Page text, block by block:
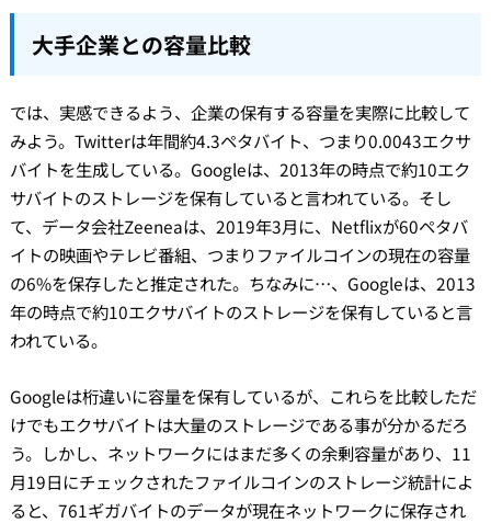
大手企業との容量比較
では、実感できるよう、企業の保有する容量を実際に比較して
みよう。Twitterは年間約4.3ペタバイト、つまり0.0043エクサ
バイトを生成している。Googleは、2013年の時点で約10エク
サバイトのストレージを保有していると言われている。そし
て、データ会社Zeeneaは、2019年3月に、Netflixが60ペタバ
イトの映画やテレビ番組、つまりファイルコインの現在の容量
の6%を保存したと推定された。ちなみに…、Googleは、2013
年の時点で約10エクサバイトのストレージを保有していると言
われている。
Googleは桁違いに容量を保有しているが、これらを比較しただ
けでもエクサバイトは大量のストレージである事が分かるだろ
う。しかし、ネットワークにはまだ多くの余剰容量があり、11
月19日にチェックされたファイルコインのストレージ統計によ
ると、761ギガバイトのデータが現在ネットワークに保存され